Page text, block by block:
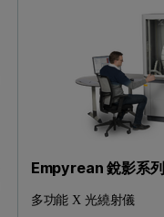
Empyrean 銳影系列
多功能 X 光繞射儀